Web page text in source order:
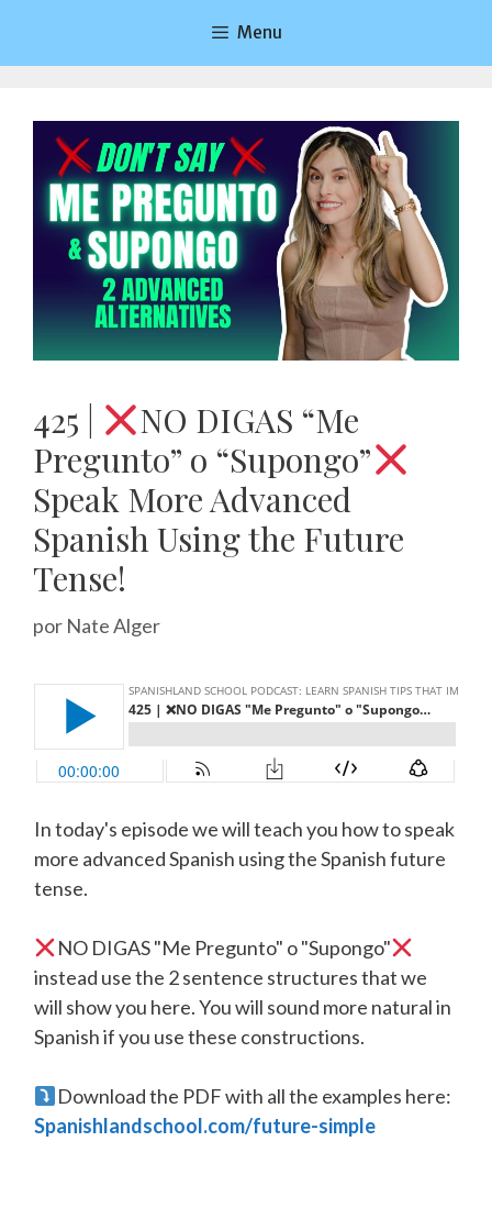
contenido
Menu
425 |
NO DIGAS “Me
Pregunto” o “Supongo”
Speak More Advanced
Spanish Using the Future
Tense!
por Nate Alger
In today's episode we will teach you how to speak
more advanced Spanish using the Spanish future
tense.
NO DIGAS "Me Pregunto" o "Supongo"
instead use the 2 sentence structures that we
will show you here. You will sound more natural in
Spanish if you use these constructions.
Download the PDF with all the examples here:
Spanishlandschool.com/future-simple